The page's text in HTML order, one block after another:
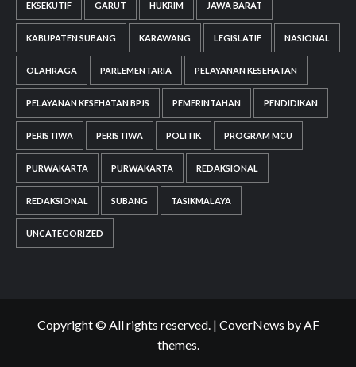
EKSEKUTIF GARUT HUKRIM JAWA BARAT
KABUPATEN SUBANG KARAWANG LEGISLATIF NASIONAL
OLAHRAGA PARLEMENTARIA PELAYANAN KESEHATAN
PELAYANAN KESEHATAN BPJS PEMERINTAHAN PENDIDIKAN
PERISTIWA PERISTIWA POLITIK PROGRAM MCU
PURWAKARTA PURWAKARTA REDAKSIONAL
REDAKSIONAL SUBANG TASIKMALAYA
UNCATEGORIZED
Copyright © All rights reserved. | CoverNews by AF
themes.